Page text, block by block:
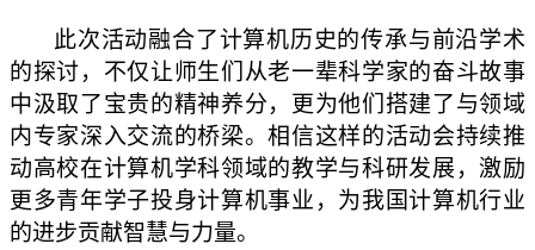
此次活动融合了计算机历史的传承与前沿学术
的探讨，不仅让师生们从老一辈科学家的奋斗故事
中汲取了宝贵的精神养分，更为他们搭建了与领域
内专家深入交流的桥梁。相信这样的活动会持续推
动高校在计算机学科领域的教学与科研发展，激励
更多青年学子投身计算机事业，为我国计算机行业
的进步贡献智慧与力量。